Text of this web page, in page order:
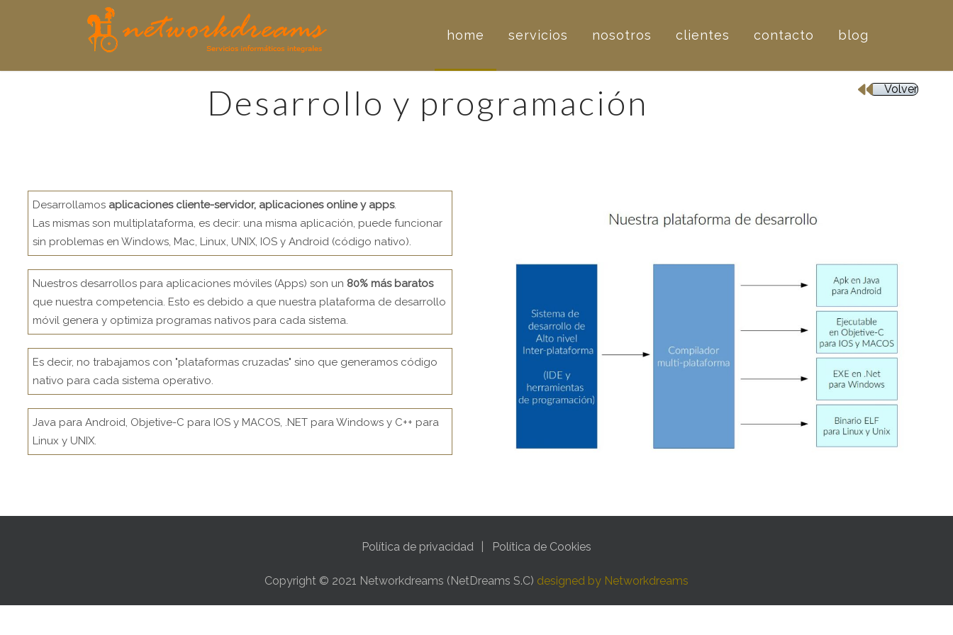
home servicios nosotros clientes contacto blog
desarrollo y programación Volver
Desarrollamos aplicaciones cliente-servidor, aplicaciones online y apps.
Las mismas son multiplataforma, es decir: una misma aplicación, puede funcionar
sin problemas en Windows, Mac, Linux, UNIX, IOS y Android (código nativo).
Nuestros desarrollos para aplicaciones móviles (Apps) son un 80% más baratos
que nuestra competencia. Esto es debido a que nuestra plataforma de desarrollo
móvil genera y optimiza programas nativos para cada sistema.
Es decir, no trabajamos con "plataformas cruzadas" sino que generamos código
nativo para cada sistema operativo.
Java para Android, Objetive-C para IOS y MACOS, .NET para Windows y C++ para
Linux y UNIX.
Política de privacidad Política de Cookies
Copyright © 2021 Networkdreams (NetDreams S.C) designed by Networkdreams